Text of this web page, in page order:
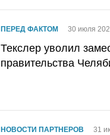
ПЕРЕД ФАКТОМ 30 июля
Текслер уволил
правительства
НОВОСТИ ПАРТНЕРОВ 31